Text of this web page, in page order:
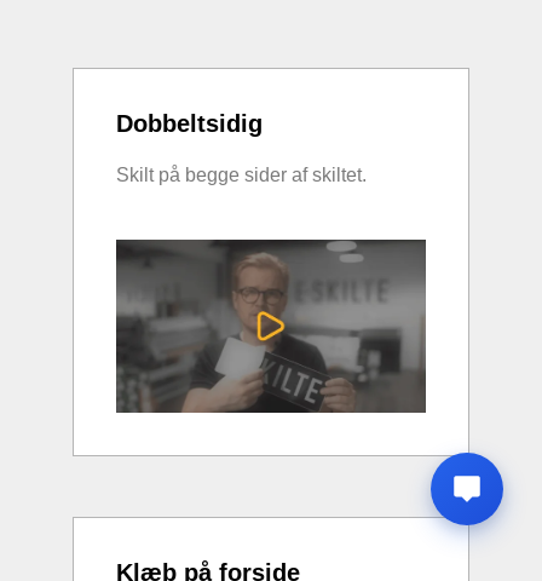
Dobbeltsidig
Skilt på begge sider af skiltet.
Klæb på forside